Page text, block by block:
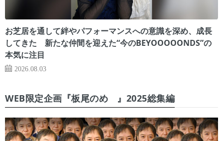
お芝居を通して絆やパフォーマンスへの意識を深め、成長
してきた 新たな仲間を迎えた“今のBEYOOOOONDS”の
本気に注目
2026.08.03
WEB限定企画『板尾のめ゙』2025総集編